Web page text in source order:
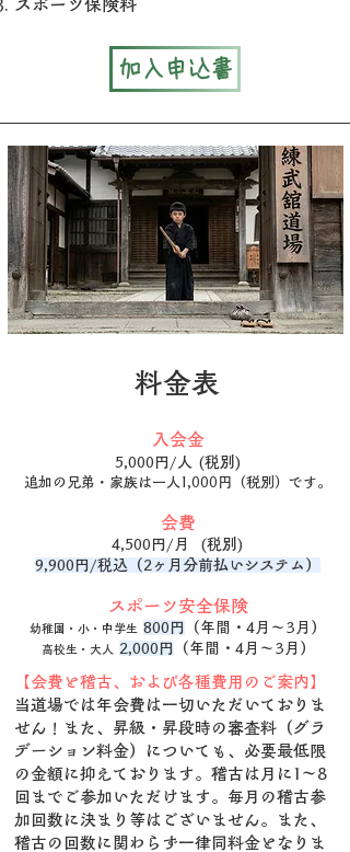
スポーツ保険料
加入申込書
料金表
入会金
5,000円/人 (税別)
追加の兄弟・家族は一人1,000円（税別 ）です。
会費
4,500円/月 (税別)
9,900円/税込（2ヶ月分前払いシステム）
スポーツ安全保険
幼稚園・小・中学生 800円 （年間・4月～3月）
高校生・大人 2,000円 （年間・4月～3月）
【会費と稽古、および各種費用のご案内】
当道場では年会費は一切いただいておりま
せん！また、昇級・昇段時の審査料（グラ
デーション料金）についても、必要最低限
の金額に抑えております。稽古は月に1〜8
回までご参加いただけます。毎月の稽古参
加回数に決まり等はございません。また、
稽古の回数に関わらず一律同料金となりま